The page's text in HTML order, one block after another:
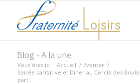
Blog - A la une
Vous êtes ici : Accueil / Eventer /
Soirée caritative et Dîner au Cercle des
part...